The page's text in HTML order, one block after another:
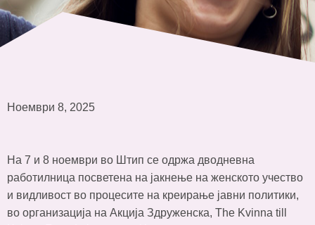
Ноември 8, 2025
На 7 и 8 ноември во Штип се одржа дводневна
работилница посветена на јакнење на женското учество
и видливост во процесите на креирање јавни политики,
во организација на Акција Здруженска, The Kvinna till